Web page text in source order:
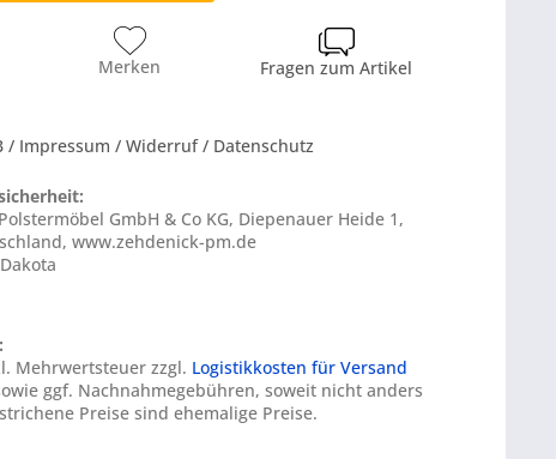
Merken Fragen zum Artikel
/ Impressum / Widerruf / Datenschutz
GmbH & Co KG, Diepenauer Heide 1,
www.zehdenick-pm.de
Mehrwertsteuer zzgl. Logistikkosten für Versand
ggf. Nachnahmegebühren, soweit nicht anders
Preise sind ehemalige Preise.